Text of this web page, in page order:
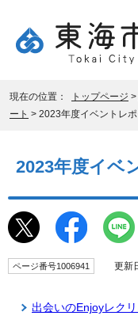
現在の位置： トップページ >
ート > 2023年度イベントレポ
2023年度イベ
ページ番号1006941 更新
出会いのEnjoyレク